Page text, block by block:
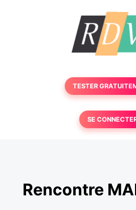
TESTER
SE
Rencontre